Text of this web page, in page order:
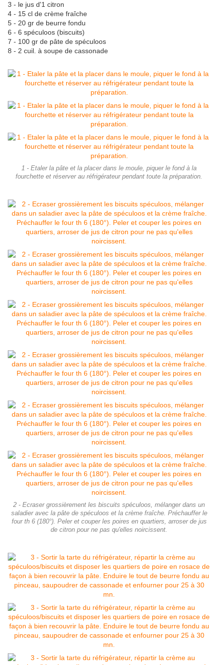
3 - le jus d'1 citron
4 - 15 cl de crème fraîche
5 - 20 gr de beurre fondu
6 - 6 spéculoos (biscuits)
7 - 100 gr de pâte de spéculoos
8 - 2 cuil. à soupe de cassonade
1 - Etaler la pâte et la placer dans le moule, piquer le fond à la
fourchette et réserver au réfrigérateur pendant toute la préparation.
2 - Ecraser grossièrement les biscuits spéculoos, mélanger dans un
saladier avec la pâte de spéculoos et la crème fraîche. Préchauffer le
four th 6 (180°). Peler et couper les poires en quartiers, arroser de jus
de citron pour ne pas qu'elles noircissent.